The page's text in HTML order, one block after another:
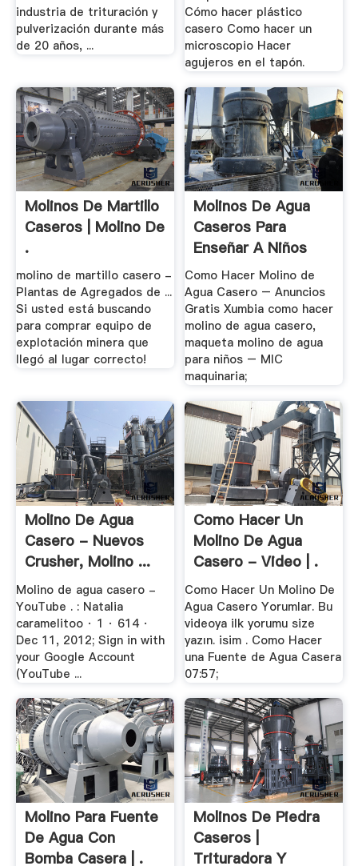
industria de trituración y
pulverización durante más
de 20 años, ...
Cómo hacer plástico
casero Como hacer un
microscopio Hacer
agujeros en el tapón.
Molinos De Martillo
Caseros | Molino De
.
molino de martillo casero -
Plantas de Agregados de ...
Si usted está buscando
para comprar equipo de
explotación minera que
llegó al lugar correcto!
Molinos De Agua
Caseros Para
Enseñar A Niños
Como Hacer Molino de
Agua Casero – Anuncios
Gratis Xumbia como hacer
molino de agua casero,
maqueta molino de agua
para niños – MIC
maquinaria;
Molino De Agua
Casero - Nuevos
Crusher, Molino ...
Molino de agua casero -
YouTube . : Natalia
caramelitoo · 1 · 614 ·
Dec 11, 2012; Sign in with
your Google Account
(YouTube ...
Como Hacer Un
Molino De Agua
Casero - Video | .
Como Hacer Un Molino De
Agua Casero Yorumlar. Bu
videoya ilk yorumu size
yazın. isim . Como Hacer
una Fuente de Agua Casera
07:57;
Molino Para Fuente
De Agua Con
Bomba Casera | .
Molinos De Piedra
Caseros |
Trituradora Y